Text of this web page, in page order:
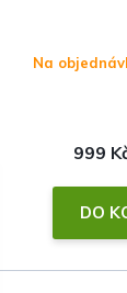
Na
999
DO